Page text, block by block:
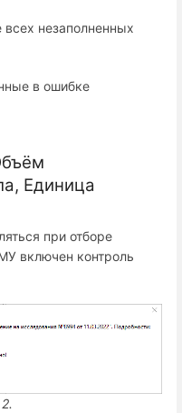
незаполненных
в ошибке
Единица
при отборе
включен контроль